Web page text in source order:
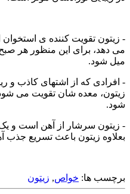
- زیتون تقویت کننده ی
میل شود.
- افرادی که از اشتهای کاذب و
زیتون، معده شان تقویت می
شود.
- زیتون سرشار از آهن است و
بعلاوه زیتون باعث تسریع
برچسب ها: خواص, زیتون